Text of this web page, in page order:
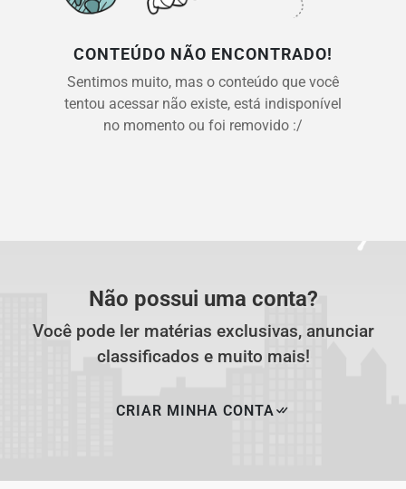
CONTEÚDO NÃO ENCONTRADO!
Sentimos muito, mas o conteúdo que você
tentou acessar não existe, está indisponível
no momento ou foi removido :/
Não possui uma conta?
Você pode ler matérias exclusivas, anunciar
classificados e muito mais!
CRIAR MINHA CONTA